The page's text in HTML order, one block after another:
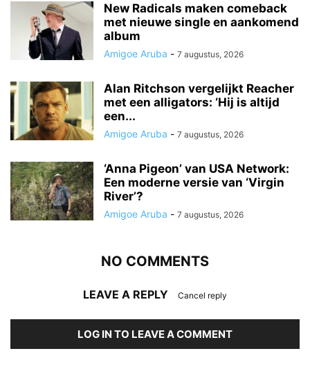
New Radicals maken comeback
met nieuwe single en aankomend
album
Amigoe Aruba - 7 augustus, 2026
Alan Ritchson vergelijkt Reacher
met een alligators: ‘Hij is altijd
een...
Amigoe Aruba - 7 augustus, 2026
‘Anna Pigeon’ van USA Network:
Een moderne versie van ‘Virgin
River’?
Amigoe Aruba - 7 augustus, 2026
NO COMMENTS
LEAVE A REPLY Cancel reply
LOG IN TO LEAVE A COMMENT